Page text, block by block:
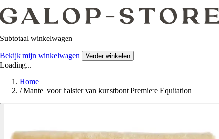
Subtotaal winkelwagen
Bekijk mijn winkelwagen Verder winkelen
Loading...
Home
/ Mantel voor halster van kunstbont Premiere Equitation